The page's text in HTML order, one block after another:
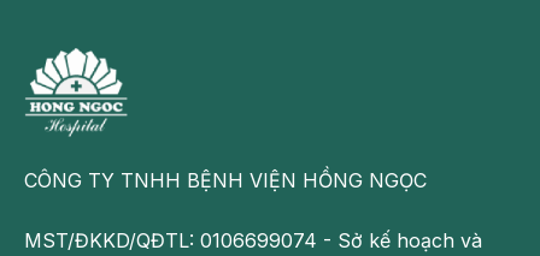
CÔNG TY TNHH BỆNH VIỆN HỒNG NGỌC
MST/ĐKKD/QĐTL: 0106699074 - Sở kế hoạch và